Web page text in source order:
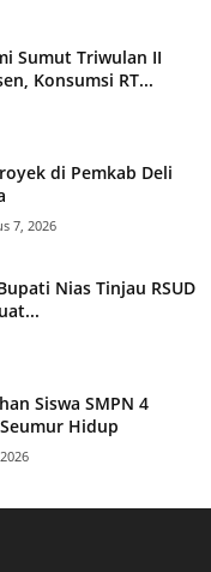
Sumut Triwulan II
Konsumsi RT...
di Pemkab Deli
7, 2026
Nias Tinjau RSUD
Siswa SMPN 4
Hidup